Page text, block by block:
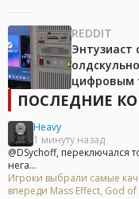
REDDIT
Энтузиаст
цифровым
ПОСЛЕДНИЕ
Heavy
1 минуту назад
@DSychoff, переключался
нега...
Игроки выбрали самые
впереди Mass Effect, God